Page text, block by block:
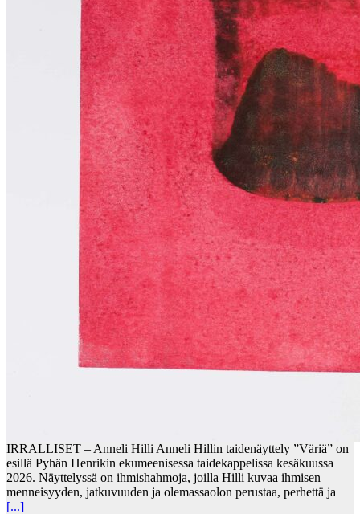
IRRALLISET – Anneli Hilli Anneli Hillin taidenäyttely ”Väriä” on
esillä Pyhän Henrikin ekumeenisessa taidekappelissa kesäkuussa
2026. Näyttelyssä on ihmishahmoja, joilla Hilli kuvaa ihmisen
menneisyyden, jatkuvuuden ja olemassaolon perustaa, perhettä ja
[...]